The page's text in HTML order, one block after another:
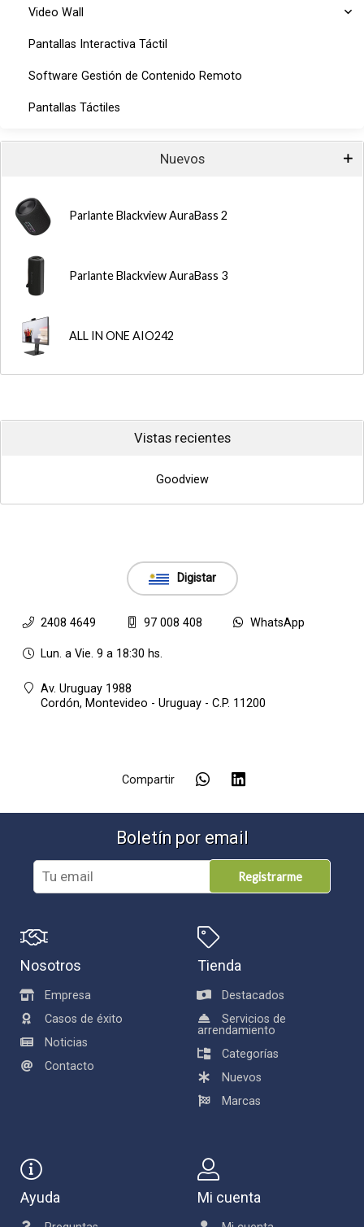
Video Wall
Pantallas Interactiva Táctil
Software Gestión de Contenido Remoto
Pantallas Táctiles
Nuevos
Parlante Blackview AuraBass 2
Parlante Blackview AuraBass 3
ALL IN ONE AIO242
Vistas recientes
Goodview
Digistar
2408 4649 97 008 408 WhatsApp
Lun. a Vie. 9 a 18:30 hs.
Av. Uruguay 1988
Cordón, Montevideo - Uruguay - C.P. 11200
Compartir
Boletín por email
Registrarme
Nosotros
Empresa
Casos de éxito
Noticias
Contacto
Tienda
Destacados
Servicios de
arrendamiento
Categorías
Nuevos
Marcas
Ayuda Mi cuenta